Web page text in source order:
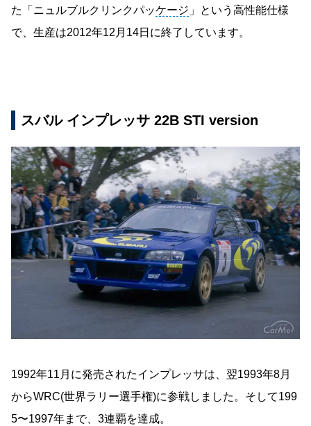
た「ニュルブルクリンクパッケージ 」という高性能仕様
で、生産は2012年12月14日に終了しています。
スバル インプレッサ 22B STI version
1992年11月に発売されたインプレッサは、翌1993年8月
からWRC(世界ラリー選手権)に参戦しました。そして199
5〜1997年まで、3連覇を達成。